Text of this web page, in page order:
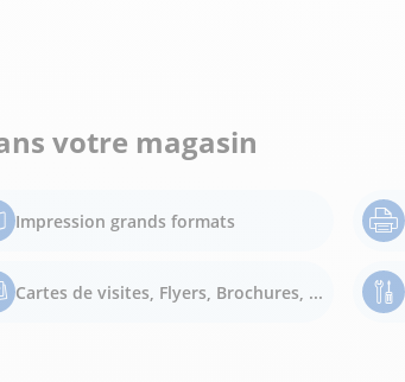
votre magasin
Impression grands formats
Cartes de visites, Flyers, Brochures, ...